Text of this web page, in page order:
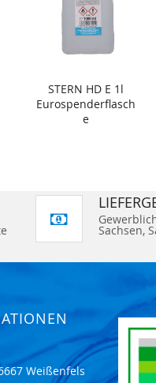
STERN HD E 1l
Eurospenderflasch
e
Sachsen,
Weißenfels